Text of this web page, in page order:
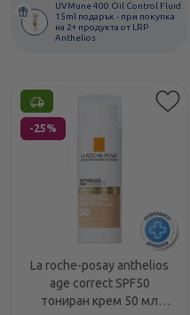
UVMune 400 Oil Control Fluid
15ml подарък - при покупка
на 2+ продукта от LRP
Anthelios
Етикети
-25%
La roche-posay anthelios
age correct SPF50
тониран крем 50 мл